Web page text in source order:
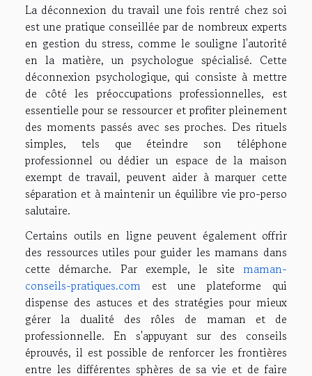
La déconnexion du travail une fois rentré chez soi
est une pratique conseillée par de nombreux experts
en gestion du stress, comme le souligne l'autorité
en la matière, un psychologue spécialisé. Cette
déconnexion psychologique, qui consiste à mettre
de côté les préoccupations professionnelles, est
essentielle pour se ressourcer et profiter pleinement
des moments passés avec ses proches. Des rituels
simples, tels que éteindre son téléphone
professionnel ou dédier un espace de la maison
exempt de travail, peuvent aider à marquer cette
séparation et à maintenir un équilibre vie pro-perso
salutaire.
Certains outils en ligne peuvent également offrir
des ressources utiles pour guider les mamans dans
cette démarche. Par exemple, le site maman-
conseils-pratiques.com est une plateforme qui
dispense des astuces et des stratégies pour mieux
gérer la dualité des rôles de maman et de
professionnelle. En s'appuyant sur des conseils
éprouvés, il est possible de renforcer les frontières
entre les différentes sphères de sa vie et de faire